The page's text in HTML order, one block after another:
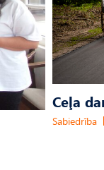
Ceļa
Sabiedrība